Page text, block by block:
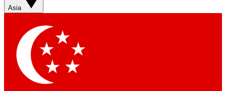
Asia